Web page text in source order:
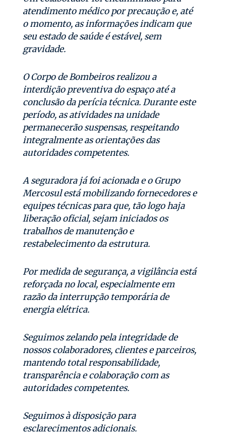
atendimento médico por precaução e, até
o momento, as informações indicam que
seu estado de saúde é estável, sem
gravidade.
O Corpo de Bombeiros realizou a
interdição preventiva do espaço até a
conclusão da perícia técnica. Durante este
período, as atividades na unidade
permanecerão suspensas, respeitando
integralmente as orientações das
autoridades competentes.
A seguradora já foi acionada e o Grupo
Mercosul está mobilizando fornecedores e
equipes técnicas para que, tão logo haja
liberação oficial, sejam iniciados os
trabalhos de manutenção e
restabelecimento da estrutura.
Por medida de segurança, a vigilância está
reforçada no local, especialmente em
razão da interrupção temporária de
energia elétrica.
Seguimos zelando pela integridade de
nossos colaboradores, clientes e parceiros,
mantendo total responsabilidade,
transparência e colaboração com as
autoridades competentes.
Seguimos à disposição para
esclarecimentos adicionais.